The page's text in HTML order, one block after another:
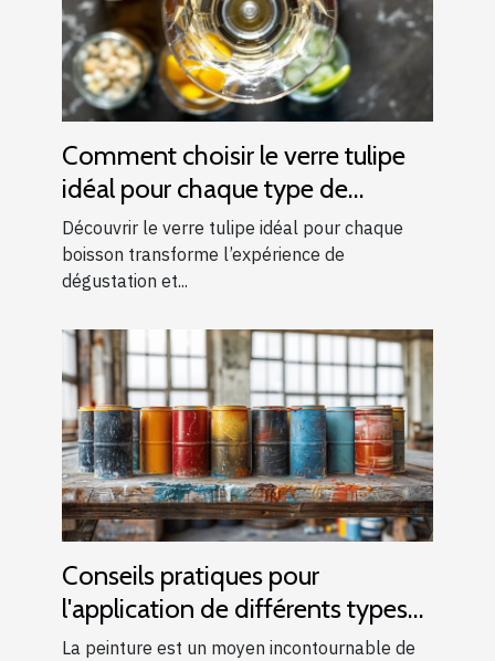
Comment choisir le verre tulipe
idéal pour chaque type de
boisson ?
Découvrir le verre tulipe idéal pour chaque
boisson transforme l’expérience de
dégustation et...
Conseils pratiques pour
l'application de différents types
de peintures
La peinture est un moyen incontournable de